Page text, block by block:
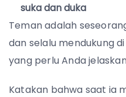
suka dan duka
Teman adalah
dan selalu mendukung
yang perlu Anda
Katakan bahwa saat ia